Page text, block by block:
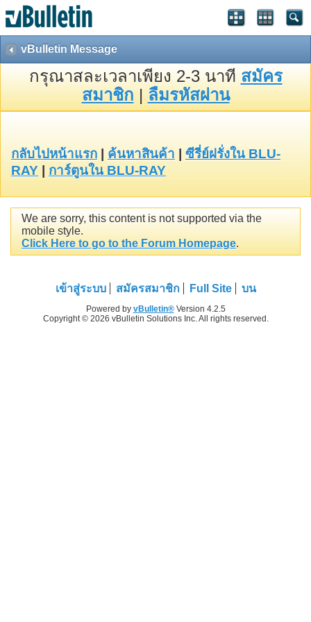
vBulletin Message
กรุณาสละเวลาเพียง 2-3 นาที สมัคร
สมาชิก | ลืมรหัสผ่าน
กลับไปหน้าแรก ค้นหาสินค้า
ซีรี่ย์ฝรั่งใน BLU-
RAY
การ์ตูนใน BLU-RAY
We are sorry, this content is not supported via the
mobile style.
Click Here to go to the Forum Homepage.
เข้าสู่ระบบ สมัครสมาชิก Full Site บน
Powered by vBulletin®Version 4.2.5
Copyright © 2026 vBulletin Solutions Inc. All rights reserved.